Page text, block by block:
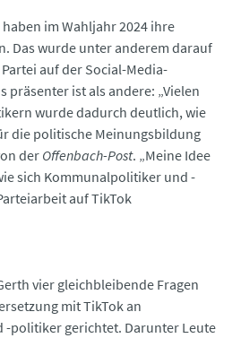
im Wahljahr 2024 ihre
Das wurde unter anderem darauf
auf der Social-Media-
präsenter ist als andere: „Vielen
wurde dadurch deutlich, wie
die politische Meinungsbildung
der Offenbach-Post. „Meine Idee
sich Kommunalpolitiker und -
auf TikTok
vier gleichbleibende Fragen
mit TikTok an
politiker gerichtet. Darunter Leute